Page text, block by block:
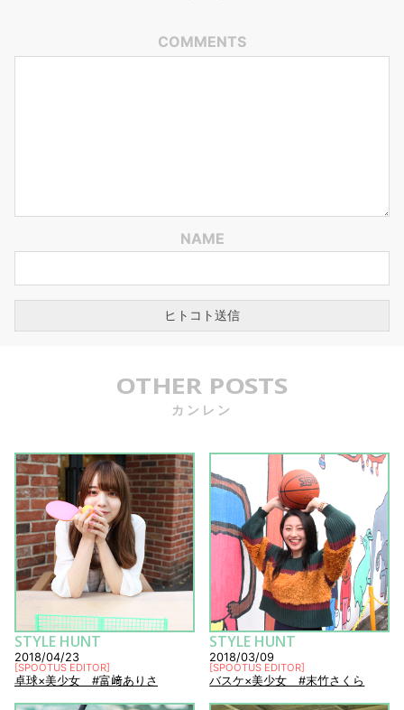
COMMENTS
NAME
OTHER POSTS
カンレン
STYLE HUNT
2018/04/23
[SPOOTUS EDITOR]
卓球×美少女 #富﨑ありさ
STYLE HUNT
2018/03/09
[SPOOTUS EDITOR]
バスケ×美少女 #末竹さくら